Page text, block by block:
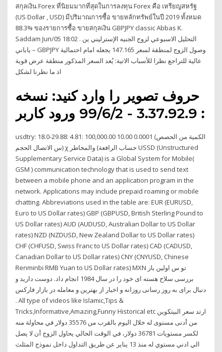
สกุลเงิน Forex ที่นิยมมากที่สุดในการลงทุน Forex คือ เหรียญสหรัฐ
(US Dollar , USD) มีปริมาณการซื้อ ขายหลักทรัพย์ในปี 2019 ทั้งหมด
88.3% ของรายการซื้อ ขายสกุลเงิน GBPJPY classic Abbas K.
Saddam Jun/05 18:02 . التحليل الاسبوعي لزوج الجنيه الإسترليني ين
ياباني – GBPJPY وصول الزوج لمنطقة لسعر 147.165 يجعله امام احتمالية
عالية للتراجع نظرا للأسباب الاتية: يُعد السعر المذكور منطقة عرض قوية
اذ ما نظرنا لشكل
حروف تصویر را وارد کنید: نسخه
: 3.37.92.9 - 99/6/2 ورود کاربر
usdtry: 18.0-29.88: 4.81: 100,000.00 10.00 0.0001 (الكمية من الحصص
س الاتصال الحجم) χ حساب الرافعة) والمخاطر USSD (Unstructured
Supplementary Service Data) is a Global System for Mobile(
GSM ) communication technology that is used to send text
between a mobile phone and an application program in the
network. Applications may include prepaid roaming or mobile
chatting. Abbreviations used in the table are: EUR (EURUSD,
Euro to US Dollar rates) GBP (GBPUSD, British Sterling Pound to
US Dollar rates) AUD (AUDUSD, Australian Dollar to US Dollar
rates) NZD (NZDUSD, New Zealand Dollar to US Dollar rates)
CHF (CHFUSD, Swiss Franc to US Dollar rates) CAD (CADUSD,
Canadian Dollar to US Dollar rates) CNY (CNYUSD, Chinese
Renminbi RMB Yuan to US Dollar rates) MXN تو س اولین بار
بررسی سلاح هسته ای خود را در سال 1984 انجام داد. دوست دارید و
دنبال برای به روز رسانی روزانه و اخبار از بهترین و معامله در بازار فارکس
. All type of videos like Islamic,Tips &
Tricks,Informative,Amazing,Funny Historical etc ارتد سعر البيتكوين
من أدنى مستوى له خلال اليوم بالقرب من 35576 دولار في محاولة منه
لكسر مستويات 36781 دولار، في الوقت الحالي يحاول الزوج أن لا يصل
الي ادني مستوي له منذ 13 يناير عن طريق التداول داخل نموذج المثلث